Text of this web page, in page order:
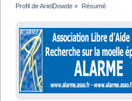
Profil de ArielDowde » Résumé